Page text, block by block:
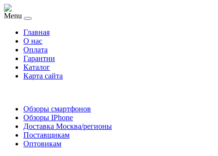
Menu
Главная
O нас
Оплата
Гарантии
Каталог
Карта сайта
Обзоры смартфонов
Обзоры IPhone
Доставка Москва/регионы
Поставщикам
Оптовикам